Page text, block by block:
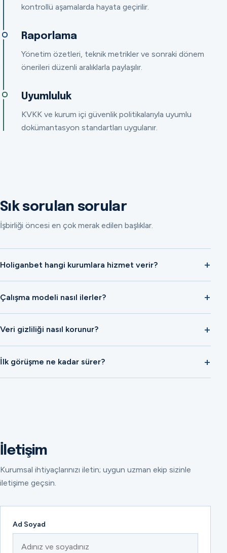
kontrollü aşamalarda hayata geçirilir.
Raporlama
Yönetim özetleri, teknik metrikler ve sonraki dönem
önerileri düzenli aralıklarla paylaşılır.
Uyumluluk
KVKK ve kurum içi güvenlik politikalarıyla uyumlu
dokümantasyon standartları uygulanır.
Sık sorulan sorular
İşbirliği öncesi en çok merak edilen başlıklar.
Holiganbet hangi kurumlara hizmet verir?
Çalışma modeli nasıl ilerler?
Veri gizliliği nasıl korunur?
İlk görüşme ne kadar sürer?
İletişim
Kurumsal ihtiyaçlarınızı iletin; uygun uzman ekip sizinle
iletişime geçsin.
Ad Soyad